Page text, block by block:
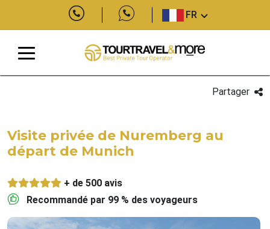
FR
Partager
Visite privée de Nuremberg au
départ de Munich
+ de 500 avis
Recommandé par 99 % des voyageurs